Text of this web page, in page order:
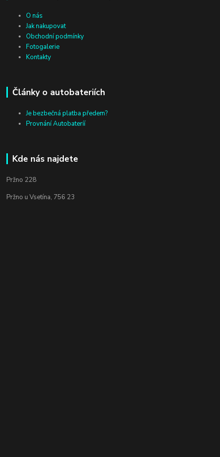
O nás
Jak nakupovat
Obchodní podmínky
Fotogalerie
Kontakty
Články o autobateriích
Je bezbečná platba předem?
Provnání Autobateríí
Kde nás najdete
Pržno 228
Pržno u Vsetína, 756 23